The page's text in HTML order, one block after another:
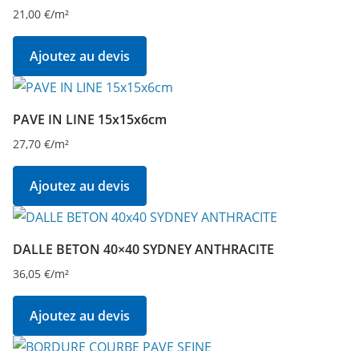
21,00 €/m²
Ajoutez au devis
PAVE IN LINE 15x15x6cm
27,70 €/m²
Ajoutez au devis
DALLE BETON 40×40 SYDNEY ANTHRACITE
36,05 €/m²
Ajoutez au devis